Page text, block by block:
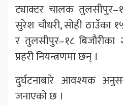
ट्याक्टर चालक
सुरेश चौधरी, सोही ठाउँका
र तुलसीपुर–१८ बिजौरीका
प्रहरी नियन्त्रणमा छन् ।
दुर्घटनाबारे आवश्यक
जनाएको छ ।